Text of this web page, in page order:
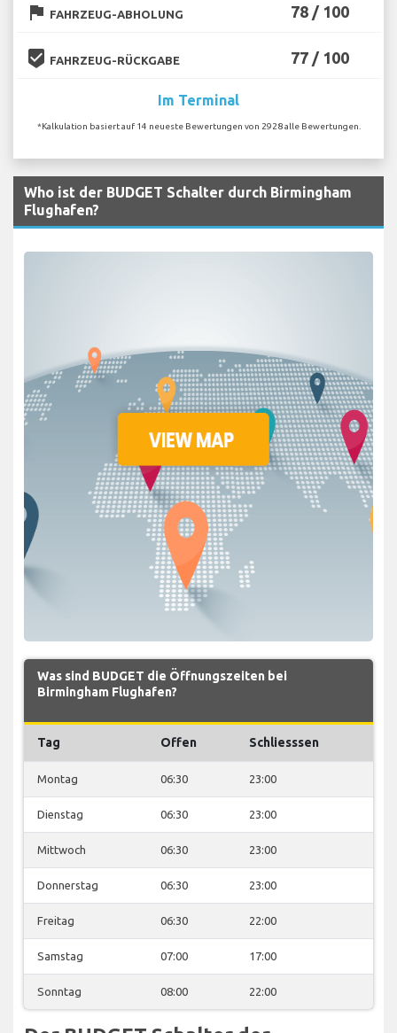
flag FAHRZEUG-ABHOLUNG 78 / 100
beenhere FAHRZEUG-RÜCKGABE 77 / 100
Im Terminal
*Kalkulation basiert auf 14 neueste Bewertungen von 2928 alle Bewertungen.
Who ist der BUDGET Schalter durch Birmingham
Flughafen?
Was sind BUDGET die Öffnungszeiten bei
Birmingham Flughafen?
Tag Offen Schliesssen
Montag 06:30 23:00
Dienstag 06:30 23:00
Mittwoch 06:30 23:00
Donnerstag 06:30 23:00
Freitag 06:30 22:00
Samstag 07:00 17:00
Sonntag 08:00 22:00